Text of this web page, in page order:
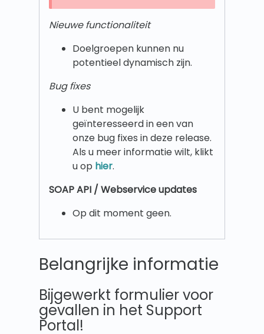
Nieuwe functionaliteit
Doelgroepen kunnen nu
potentieel dynamisch zijn.
Bug fixes
U bent mogelijk
geïnteresseerd in een van
onze bug fixes in deze release.
Als u meer informatie wilt, klikt
u op hier.
SOAP API / Webservice updates
Op dit moment geen.
Belangrijke informatie
Bijgewerkt formulier voor
gevallen in het Support
Portal!